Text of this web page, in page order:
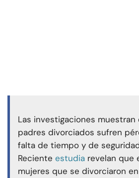
Las investigaciones
padres divorciados sufren
falta de tiempo y de
Reciente estudia revelan que
mujeres que se divorciaron